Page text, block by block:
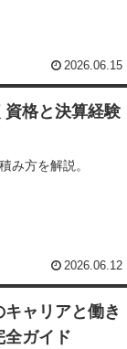
2026.06.15
格と決算経験
み方を解説。
2026.06.12
ャリアと働き
全ガイド